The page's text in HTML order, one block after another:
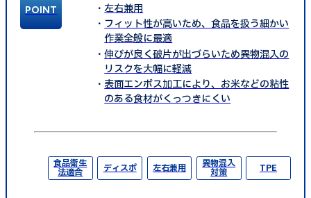
左右兼用
フィット性が高いため、食品を扱う細かい
作業全般に最適
伸びが良く破片が出づらいため異物混入の
リスクを大幅に軽減
表面エンボス加工により、お米などの粘性
のある食材がくっつきにくい
食品衛生
法適合 ディスポ 左右兼用 異物混入
対策 TPE